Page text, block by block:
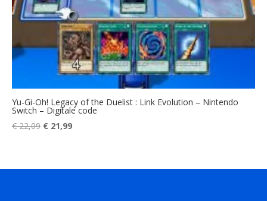
Yu-Gi-Oh! Legacy of the Duelist : Link Evolution – Nintendo
Switch – Digitale code
€22,09 Oorspronkelijke
€ 22,09.
€ 21,99Huidige
€ 21,99.